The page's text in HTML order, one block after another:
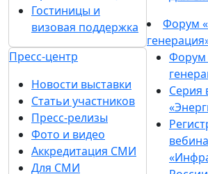
Мелани Милано
Менеджер по рекламе и маркетингу